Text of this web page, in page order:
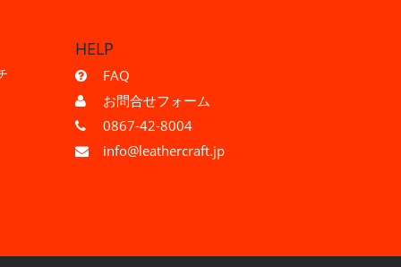
HELP
FAQ
お問合せフォーム
0867-42-8004
info@leathercraft.jp